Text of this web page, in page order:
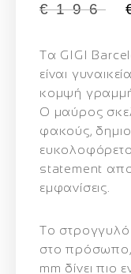
€196
Τα GIGI
είναι
κομψή
Ο μαύρος
φακούς,
statement
εμφανίσεις.
Το στρογγυλό
στο
mm δίνει πιο